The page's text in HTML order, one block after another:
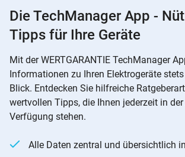
Die TechManager App -
Tipps für Ihre Geräte
Mit der WERTGARANTIE TechManager
Informationen zu Ihren Elektrogeräte
Blick. Entdecken Sie hilfreiche
wertvollen Tipps, die Ihnen jederzeit in
Verfügung stehen.
Alle Daten zentral und übersichtlich